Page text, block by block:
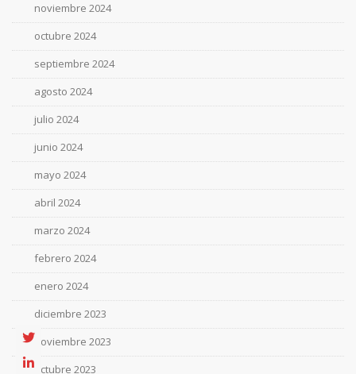
noviembre 2024
octubre 2024
septiembre 2024
agosto 2024
julio 2024
junio 2024
mayo 2024
abril 2024
marzo 2024
febrero 2024
enero 2024
diciembre 2023
noviembre 2023
octubre 2023